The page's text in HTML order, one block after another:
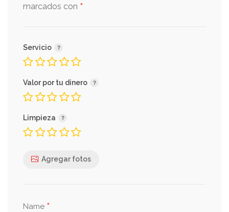
marcados con *
Servicio
Valor por tu dinero
Limpieza
Agregar fotos
Name *